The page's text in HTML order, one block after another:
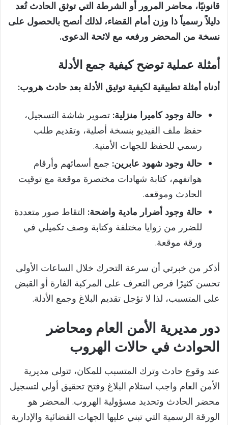
قانونيًا، محاضر المرور أو الشرطة التي توثق الحادث تُعد
دليلاً رسمياً ذا وزن أمام القضاء، لذلك أنصح بالحصول على
نسخة من المحضر ورفعه مع لائحة الدعوى.
أمثلة عملية توضح كيفية جمع الأدلة
أدناه أمثلة تطبيقية لكيفية توثيق الأدلة بعد حادث هروب:
حالة وجود كاميرا منزلية: تصوير شاشة التسجيل،
حفظ ملف الفيديو بنسخة أصلية، وتقديم طلب
رسمي للحفظ للجهات الأمنية.
حالة وجود شهود عابرين: جمع أسمائهم وأرقام
هواتفهم، كتابة شهادات مختصرة موقعة مع توقيت
الحادث وموقعه.
حالة وجود أضرار مادية واضحة: التقاط صور متعددة
للضرر من زوايا مختلفة وكتابة وصف تكميلي في
ورقة موقعة.
أذكر من خبرتي أن سرعة التحرك خلال الساعات الأولى
تحسن كثيرًا فرص التعرف على المركبة الفارة أو القبض
على المتسبب، لذا لا تؤجل تقديم البلاغ وجمع الأدلة.
دور مديرية الأمن العام ومحاضر
الحوادث في حالات الهروب
عند وقوع حادث وترك المتسبب للمكان، تتولى مديرية
الأمن العام واجب استلام البلاغ وفتح تحقيق أولي لتسجيل
محضر الحادث وتحديد مسؤولية الهروب. المحضر هو
الورقة الرسمية التي تبني عليها الجهات القضائية والإدارية